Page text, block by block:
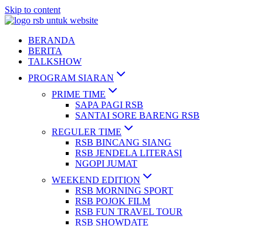
Skip to content
BERANDA
BERITA
TALKSHOW
PROGRAM SIARAN
PRIME TIME
SAPA PAGI RSB
SANTAI SORE BARENG RSB
REGULER TIME
RSB BINCANG SIANG
RSB JENDELA LITERASI
NGOPI JUMAT
WEEKEND EDITION
RSB MORNING SPORT
RSB POJOK FILM
RSB FUN TRAVEL TOUR
RSB SHOWDATE